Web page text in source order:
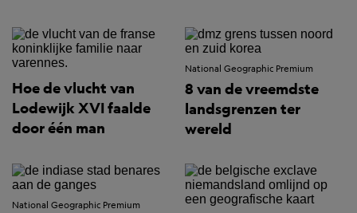
Hoe de vlucht van
Lodewijk XVI faalde
door één man
National Geographic Premium
8 van de vreemdste
landsgrenzen ter
wereld
National Geographic Premium